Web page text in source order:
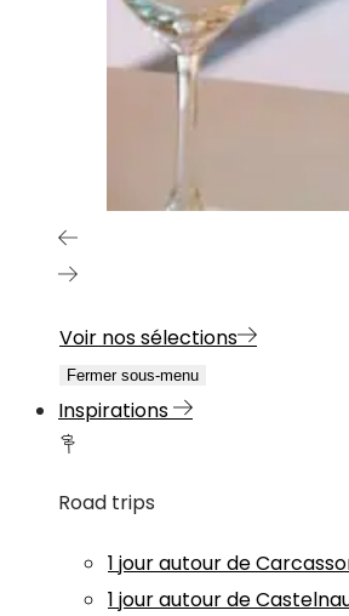
Voir nos sélections
Fermer sous-menu
Inspirations
Road trips
1 jour autour de
1 jour autour de